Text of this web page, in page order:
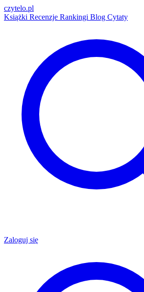
czytelo.pl
Książki Recenzje Rankingi Blog Cytaty
Zaloguj się